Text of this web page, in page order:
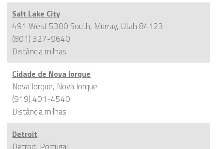
Salt Lake City
491 West 5300 South, Murray, Utah 84123
(801) 327-9640
Distânciamilhas
Cidade de Nova Iorque
Nova Iorque, Nova Iorque
(919) 401-4540
Distânciamilhas
Detroit
Detroit, Portugal